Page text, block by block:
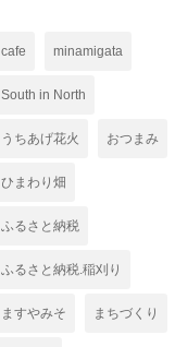
cafe minamigata
South in North
うちあげ花火 おつまみ
ひまわり畑
ふるさと納税
ふるさと納税.稲刈り
ますやみそ まちづくり